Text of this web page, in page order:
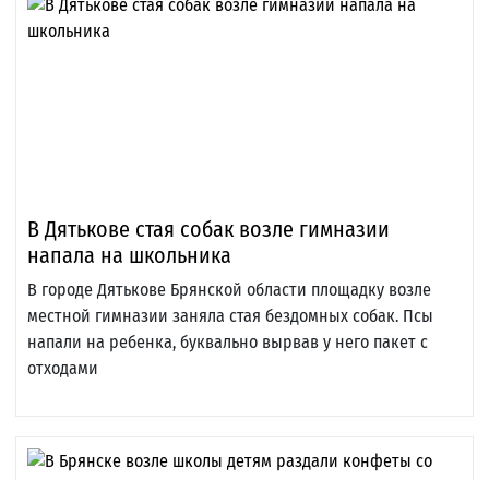
В Дятькове стая собак возле гимназии
напала на школьника
В городе Дятькове Брянской области площадку возле
местной гимназии заняла стая бездомных собак. Псы
напали на ребенка, буквально вырвав у него пакет с
отходами